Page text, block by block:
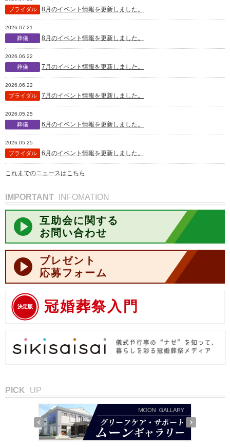
ブライダル 8月のイベント情報を更新しました。
2026.07.21
葬儀 8月のイベント情報を更新しました。
2026.06.22
葬儀 7月のイベント情報を更新しました。
2026.06.22
ブライダル 7月のイベント情報を更新しました。
2026.05.25
葬儀 6月のイベント情報を更新しました。
2026.05.25
ブライダル 6月のイベント情報を更新しました。
これまでのニュースはこちら
IMPORTANT INFOMATION
互助会に関する
お問い合わせ
プレゼント
応募フォーム
決定版 冠婚葬祭入門
PICK UP